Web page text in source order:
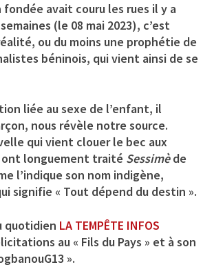
fondée avait couru les rues il y a
(le 08 mai 2023), c’est
ou du moins une prophétie de
béninois, qui vient ainsi de se
liée au sexe de l’enfant, il
nous révèle notre source.
qui vient clouer le bec aux
longuement traité Sessimède
l’indique son nom indigène,
signifie « Tout dépend du destin ».
quotidien LA TEMPÊTE INFOS
au « Fils du Pays » et à son
».